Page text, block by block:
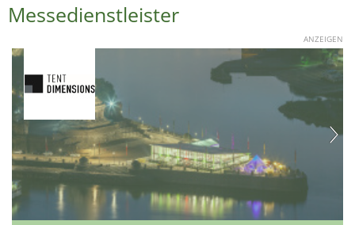
Messedienstleister
ANZEIGEN